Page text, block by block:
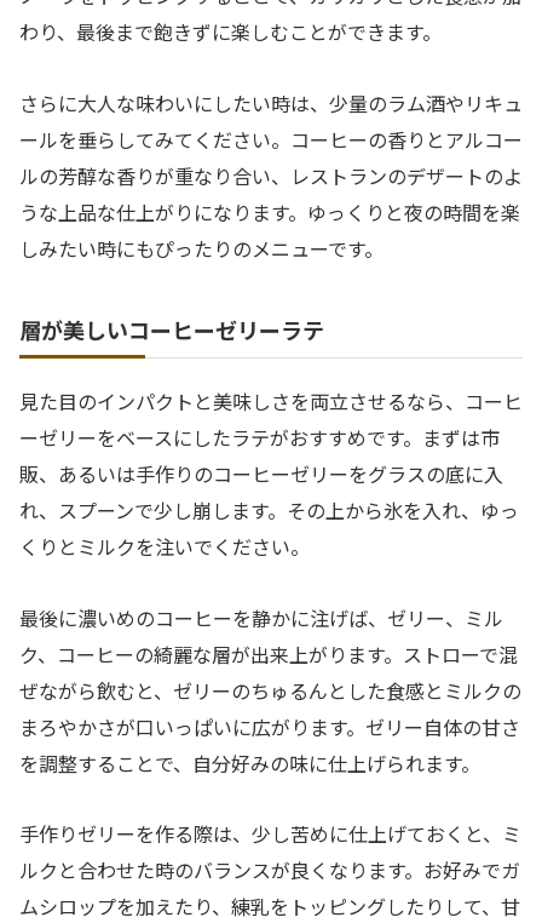
わり、最後まで飽きずに楽しむことができます。
さらに大人な味わいにしたい時は、少量のラム酒やリキュ
ールを垂らしてみてください。コーヒーの香りとアルコー
ルの芳醇な香りが重なり合い、レストランのデザートのよ
うな上品な仕上がりになります。ゆっくりと夜の時間を楽
しみたい時にもぴったりのメニューです。
層が美しいコーヒーゼリーラテ
見た目のインパクトと美味しさを両立させるなら、コーヒ
ーゼリーをベースにしたラテがおすすめです。まずは市
販、あるいは手作りのコーヒーゼリーをグラスの底に入
れ、スプーンで少し崩します。その上から氷を入れ、ゆっ
くりとミルクを注いでください。
最後に濃いめのコーヒーを静かに注げば、ゼリー、ミル
ク、コーヒーの綺麗な層が出来上がります。ストローで混
ぜながら飲むと、ゼリーのちゅるんとした食感とミルクの
まろやかさが口いっぱいに広がります。ゼリー自体の甘さ
を調整することで、自分好みの味に仕上げられます。
手作りゼリーを作る際は、少し苦めに仕上げておくと、ミ
ルクと合わせた時のバランスが良くなります。お好みでガ
ムシロップを加えたり、練乳をトッピングしたりして、甘